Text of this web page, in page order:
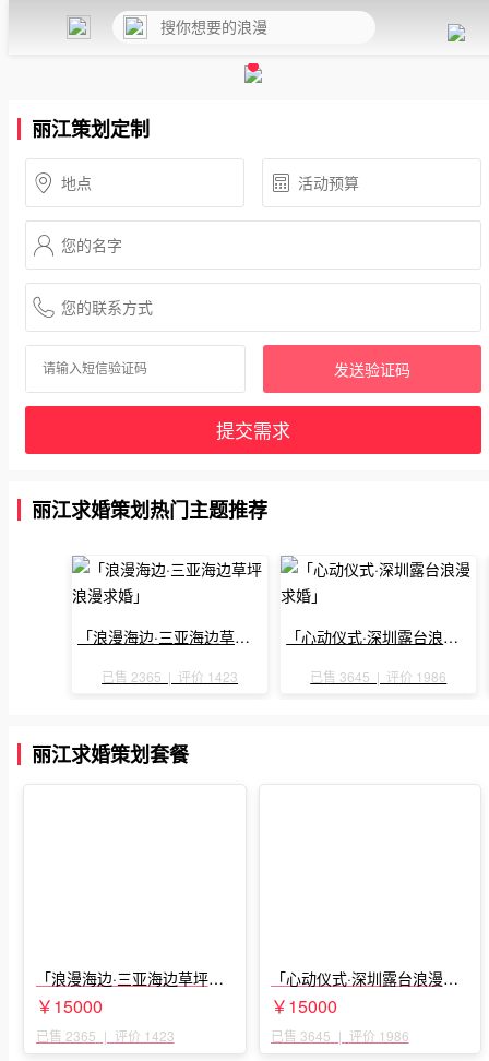
丽江策划定制
发送验证码
提交需求
丽江求婚策划热门主题推荐
「浪漫海边·三亚海边草坪浪漫求婚」
已售 2365 | 评价 1423
「心动仪式·深圳露台浪漫求婚」
已售 3645 | 评价 1986
丽江求婚策划套餐
「浪漫海边·三亚海边草坪浪
漫求婚」
￥15000
已售 2365 | 评价 1423
「心动仪式·深圳露台浪漫求
婚」
￥15000
已售 3645 | 评价 1986